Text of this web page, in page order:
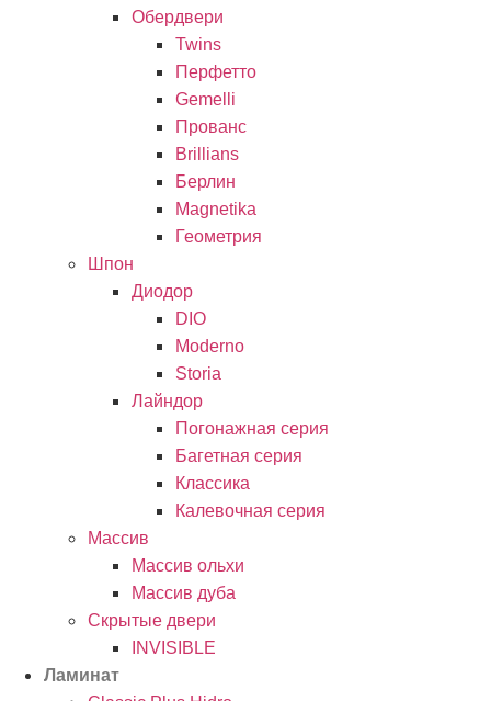
Обердвери
Twins
Перфетто
Gemelli
Прованс
Brillians
Берлин
Magnetika
Геометрия
Шпон
Диодор
DIO
Moderno
Storia
Лайндор
Погонажная серия
Багетная серия
Классика
Калевочная серия
Массив
Массив ольхи
Массив дуба
Скрытые двери
INVISIBLE
Ламинат